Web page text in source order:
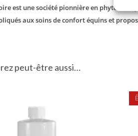
est une société pionnière en
aux soins de confort équins et
peut-être aussi…